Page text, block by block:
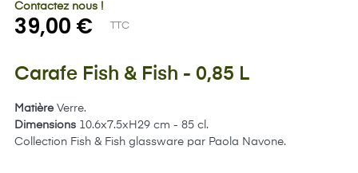
Contactez nous !
39,00 € TTC
Carafe Fish & Fish - 0,85 L
MatièreVerre.
Dimensions 10.6x7.5xH29 cm - 85 cl.
Collection Fish & Fish glassware par Paola Navone.